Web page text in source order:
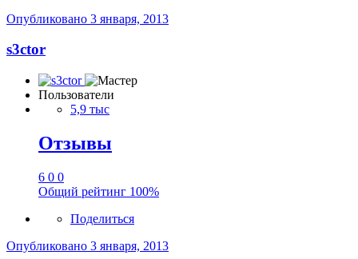
Опубликовано 3 января, 2013
s3ctor
Пользователи
5,9 тыс
Отзывы
6 0 0
Общий рейтинг 100%
Поделиться
Опубликовано 3 января, 2013